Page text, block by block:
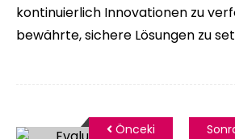
kontinuierlich Innovationen zu
bewährte, sichere Lösungen zu
Önceki